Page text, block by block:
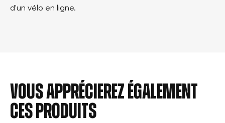
d'un vélo en ligne.
Vous apprécierez également
ces produits